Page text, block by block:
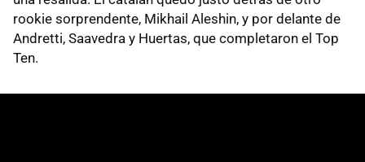
rookie sorprendente, Mikhail Aleshin, y por delante de
Andretti, Saavedra y Huertas, que completaron el Top
Ten.